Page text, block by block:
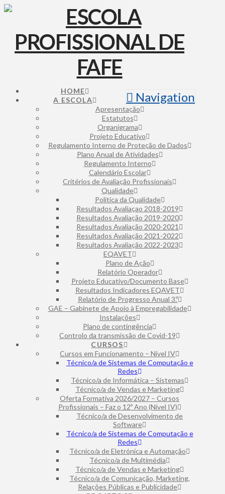
Navigation
HOME
A ESCOLA
Apresentação
Estatutos
Organigrama
Projeto Educativo
Regulamento Interno de Proteção de Dados
Plano Anual de Atividades
Regulamento Interno
Calendário Escolar
Critérios de Avaliação Profissionais
Qualidade
Política da Qualidade
Resultados Avaliaçao 2018-2019
Resultados Avaliação 2019-2020
Resultados Avaliação 2020-2021
Resultados Avaliação 2021-2022
Resultados Avaliação 2022-2023
EQAVET
Plano de Ação
Relatório Operador
Projeto Educativo/Documento Base
Resultados Indicadores EQAVET
Relatório de Progresso Anual 3.º
GAE – Gabinete de Apoio à Empregabilidade
Instalações
Plano de contingência
Controlo da transmissão de Covid-19
CURSOS
Cursos em Funcionamento – Nível IV
Técnico/a de Sistemas de Computação e
Redes
Técnico/a de Informática – Sistemas
Técnico/a de Vendas e Marketing
Oferta Formativa 2026/2027 – Cursos
Profissionais – Faz o 12º Ano (Nível IV)
Técnico/a de Desenvolvimento de
Software
Técnico/a de Sistemas de Computação e
Redes
Técnico/a de Eletrónica e Automação
⁠Técnico/a de Multimédia
Técnico/a de Vendas e Marketing
Técnico/a de Comunicação, Marketing,
Relações Públicas e Publicidade